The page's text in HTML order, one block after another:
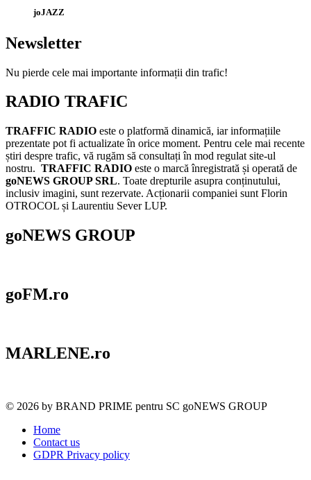
joJAZZ
Newsletter
Nu pierde cele mai importante informații din trafic!
RADIO TRAFIC
TRAFFIC RADIO este o platformă dinamică, iar informațiile
prezentate pot fi actualizate în orice moment. Pentru cele mai recente
știri despre trafic, vă rugăm să consultați în mod regulat site-ul
nostru. TRAFFIC RADIO este o marcă înregistrată și operată de
goNEWS GROUP SRL. Toate drepturile asupra conținutului,
inclusiv imagini, sunt rezervate. Acționarii companiei sunt Florin
OTROCOL și Laurentiu Sever LUP.
goNEWS GROUP
goFM.ro
MARLENE.ro
© 2026 by BRAND PRIME pentru SC goNEWS GROUP
Home
Contact us
GDPR Privacy policy